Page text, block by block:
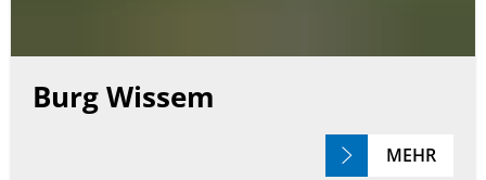
Burg Wissem
MEHR